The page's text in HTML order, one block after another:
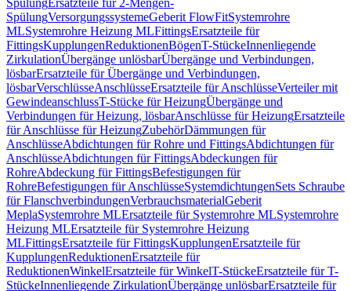
SpülungErsatzteile für 2-Mengen-
SpülungVersorgungssystemeGeberit FlowFitSystemrohre
MLSystemrohre Heizung MLFittingsErsatzteile für
FittingsKupplungenReduktionenBögenT-StückeInnenliegende
ZirkulationÜbergänge unlösbarÜbergänge und Verbindungen,
lösbarErsatzteile für Übergänge und Verbindungen,
lösbarVerschlüsseAnschlüsseErsatzteile für AnschlüsseVerteiler mit
GewindeanschlussT-Stücke für HeizungÜbergänge und
Verbindungen für Heizung, lösbarAnschlüsse für HeizungErsatzteile
für Anschlüsse für HeizungZubehörDämmungen für
AnschlüsseAbdichtungen für Rohre und FittingsAbdichtungen für
AnschlüsseAbdichtungen für FittingsAbdeckungen für
RohreAbdeckung für FittingsBefestigungen für
RohreBefestigungen für AnschlüsseSystemdichtungenSets Schraube
für FlanschverbindungenVerbrauchsmaterialGeberit
MeplaSystemrohre MLErsatzteile für Systemrohre MLSystemrohre
Heizung MLErsatzteile für Systemrohre Heizung
MLFittingsErsatzteile für FittingsKupplungenErsatzteile für
KupplungenReduktionenErsatzteile für
ReduktionenWinkelErsatzteile für WinkelT-StückeErsatzteile für T-
StückeInnenliegende ZirkulationÜbergänge unlösbarErsatzteile für